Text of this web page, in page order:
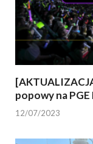
popowy na
12/07/2023